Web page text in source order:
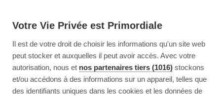
Votre Vie Privée est Primordiale
Il est de votre droit de choisir les informations qu'un site web
peut stocker et auxquelles il peut avoir accès. Avec votre
autorisation, nous et nos partenaires tiers (1016) stockons
et/ou accédons à des informations sur un appareil, telles que
des identifiants uniques dans les cookies et les données de